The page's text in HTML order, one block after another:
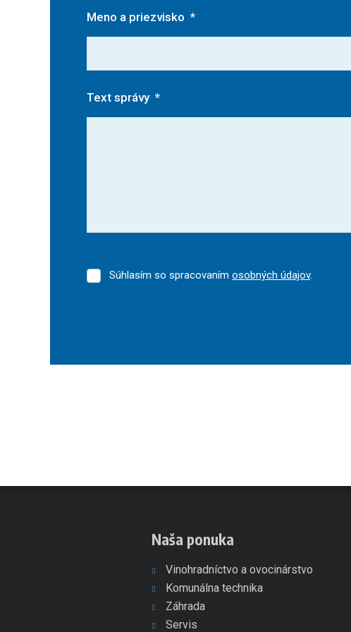
Meno a priezvisko *
Text správy *
SúhlasímSúhlasím so spracovaním osobných údajov.
Naša ponuka
Vinohradníctvo a ovocinárstvo
Komunálna technika
Záhrada
Servis